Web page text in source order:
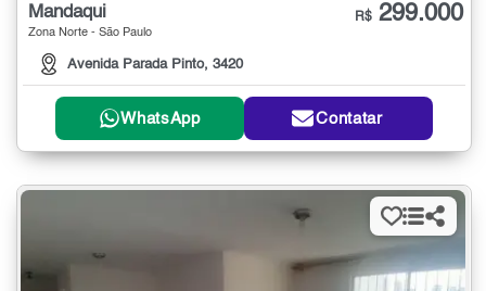
Mandaqui
Zona Norte - São Paulo
Avenida Parada Pinto, 3420
R$ 299.000
WhatsApp Contatar